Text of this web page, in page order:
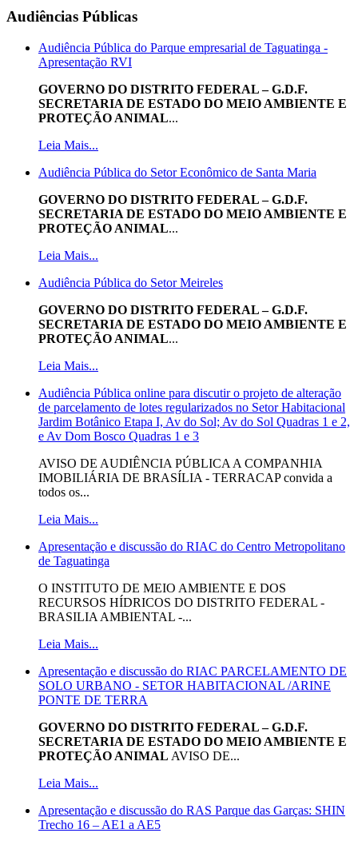
Audiências Públicas
Audiência Pública do Parque empresarial de Taguatinga -
Apresentação RVI
GOVERNO DO DISTRITO FEDERAL – G.D.F.
SECRETARIA DE ESTADO DO MEIO AMBIENTE E
PROTEÇÃO ANIMAL...
Leia Mais...
Audiência Pública do Setor Econômico de Santa Maria
GOVERNO DO DISTRITO FEDERAL – G.D.F.
SECRETARIA DE ESTADO DO MEIO AMBIENTE E
PROTEÇÃO ANIMAL...
Leia Mais...
Audiência Pública do Setor Meireles
GOVERNO DO DISTRITO FEDERAL – G.D.F.
SECRETARIA DE ESTADO DO MEIO AMBIENTE E
PROTEÇÃO ANIMAL...
Leia Mais...
Audiência Pública online para discutir o projeto de alteração
de parcelamento de lotes regularizados no Setor Habitacional
Jardim Botânico Etapa I, Av do Sol; Av do Sol Quadras 1 e 2,
e Av Dom Bosco Quadras 1 e 3
AVISO DE AUDIÊNCIA PÚBLICA A COMPANHIA
IMOBILIÁRIA DE BRASÍLIA - TERRACAP convida a
todos os...
Leia Mais...
Apresentação e discussão do RIAC do Centro Metropolitano
de Taguatinga
O INSTITUTO DE MEIO AMBIENTE E DOS
RECURSOS HÍDRICOS DO DISTRITO FEDERAL -
BRASILIA AMBIENTAL -...
Leia Mais...
Apresentação e discussão do RIAC PARCELAMENTO DE
SOLO URBANO - SETOR HABITACIONAL /ARINE
PONTE DE TERRA
GOVERNO DO DISTRITO FEDERAL – G.D.F.
SECRETARIA DE ESTADO DO MEIO AMBIENTE E
PROTEÇÃO ANIMAL AVISO DE...
Leia Mais...
Apresentação e discussão do RAS Parque das Garças: SHIN
Trecho 16 – AE1 a AE5